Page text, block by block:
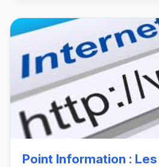
Point Information :